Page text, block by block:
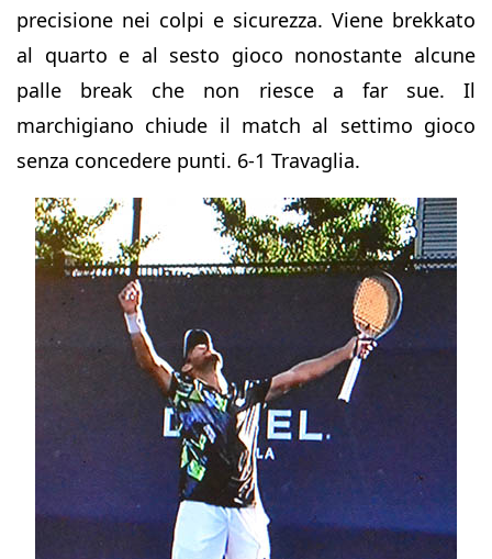
precisione nei colpi e sicurezza. Viene brekkato
al quarto e al sesto gioco nonostante alcune
palle break che non riesce a far sue. Il
marchigiano chiude il match al settimo gioco
senza concedere punti. 6-1 Travaglia.